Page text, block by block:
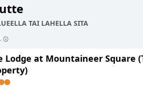
TAI LAHELLA SITA
Lodge at Mountaineer Square